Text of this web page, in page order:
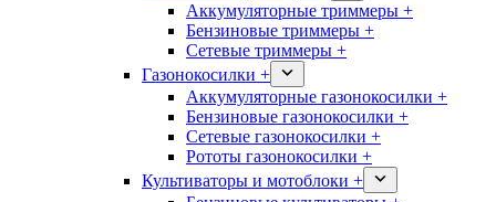
Аккумуляторные триммеры +
Бензиновые триммеры +
Сетевые триммеры +
Газонокосилки +
Аккумуляторные газонокосилки +
Бензиновые газонокосилки +
Сетевые газонокосилки +
Рототы газонокосилки +
Культиваторы и мотоблоки +